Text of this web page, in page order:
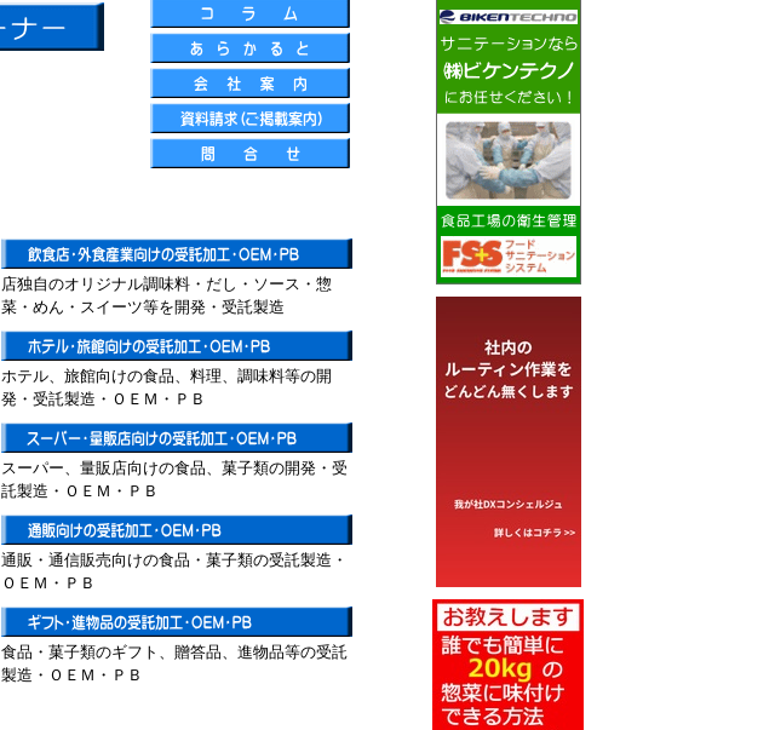
店独自のオリジナル調味料・だし・ソース・惣
菜・めん・スイーツ等を開発・受託製造
ホテル、旅館向けの食品、料理、調味料等の開
発・受託製造・ＯＥＭ・ＰＢ
スーパー、量販店向けの食品、菓子類の開発・受
託製造・ＯＥＭ・ＰＢ
通販・通信販売向けの食品・菓子類の受託製造・
ＯＥＭ・ＰＢ
食品・菓子類のギフト、贈答品、進物品等の受託
製造・ＯＥＭ・ＰＢ